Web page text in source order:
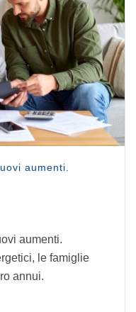
aumenti.
aumenti.
le famiglie
annui.